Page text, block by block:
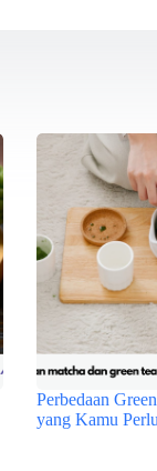
Perbedaan
yang Kamu